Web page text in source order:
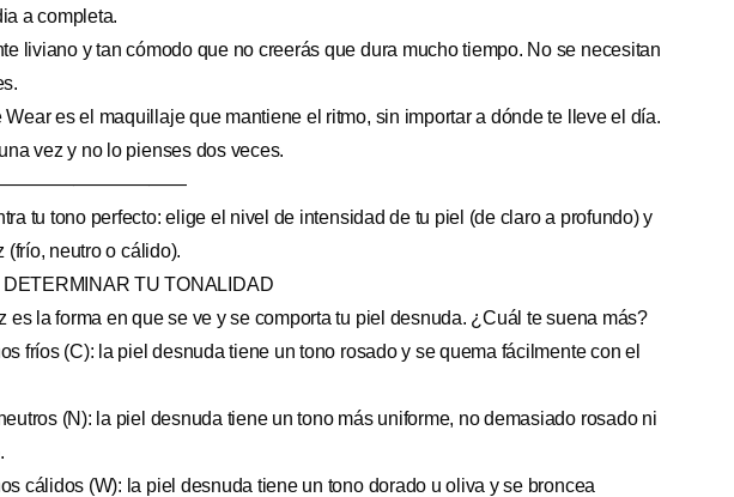
a completa.
liviano y tan cómodo que no creerás que dura mucho tiempo. No se necesitan
Wear es el maquillaje que mantiene el ritmo, sin importar a dónde te lleve el día.
vez y no lo pienses dos veces.
tu tono perfecto: elige el nivel de intensidad de tu piel (de claro a profundo) y
(frío, neutro o cálido).
DETERMINAR TU TONALIDAD
es la forma en que se ve y se comporta tu piel desnuda. ¿Cuál te suena más?
fríos (C): la piel desnuda tiene un tono rosado y se quema fácilmente con el
(N): la piel desnuda tiene un tono más uniforme, no demasiado rosado ni
cálidos (W): la piel desnuda tiene un tono dorado u oliva y se broncea